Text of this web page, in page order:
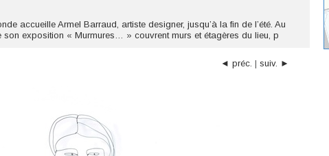
accueille Armel Barraud, artiste designer, jusqu’à la fin de l’été. Au
exposition « Murmures… » couvrent murs et étagères du lieu, p
◄ préc. | suiv. ►